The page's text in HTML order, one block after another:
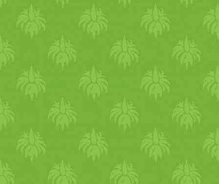
a páratartalom. Mivel
ilyenkor élednek igazán
vigyázniuk kell arra, hogy
hajtsák túl magukat túl sok
tevékenységgel. Hirtelen
csábítónak tűnhet a
program, fesztivál, baráti